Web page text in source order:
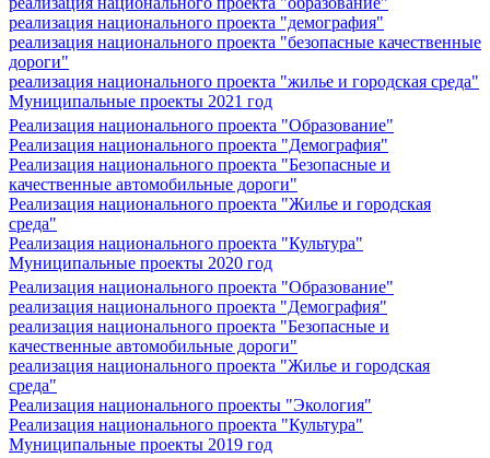
реализация национального проекта "демография"
реализация национального проекта "безопасные качественные
дороги"
реализация национального проекта "жилье и городская среда"
Муниципальные проекты 2021 год
Реализация национального проекта "Образование"
Реализация национального проекта "Демография"
Реализация национального проекта "Безопасные и
качественные автомобильные дороги"
Реализация национального проекта "Жилье и городская
среда"
Реализация национального проекта "Культура"
Муниципальные проекты 2020 год
Реализация национального проекта "Образование"
реализация национального проекта "Демография"
реализация национального проекта "Безопасные и
качественные автомобильные дороги"
реализация национального проекта "Жилье и городская
среда"
Реализация национального проекты "Экология"
Реализация национального проекта "Культура"
Муниципальные проекты 2019 год